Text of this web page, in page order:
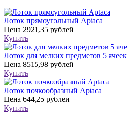
Лоток прямоугольный Aptaca
Цена 2921,35 рублей
Купить
Лоток для мелких предметов 5 ячеек
Цена 8515,98 рублей
Купить
Лоток почкообразный Aptaca
Цена 644,25 рублей
Купить